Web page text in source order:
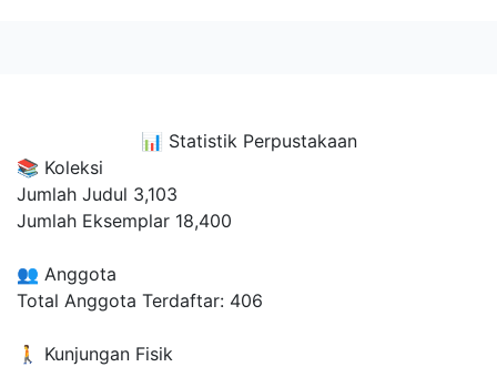
📊 Statistik Perpustakaan
📚 Koleksi
Jumlah Judul 3,103
Jumlah Eksemplar 18,400
👥 Anggota
Total Anggota Terdaftar: 406
🚶 Kunjungan Fisik